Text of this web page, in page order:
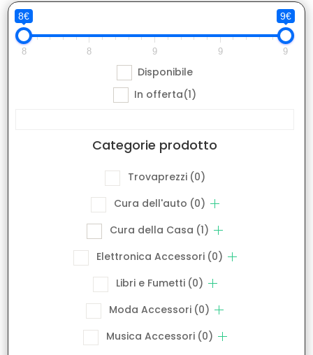
8€ 9€
8 8 9 9 9
Disponibile
In offerta(1)
Categorie prodotto
Trovaprezzi (0)
Cura dell'auto (0)
Cura della Casa (1)
Elettronica Accessori (0)
Libri e Fumetti (0)
Moda Accessori (0)
Musica Accessori (0)